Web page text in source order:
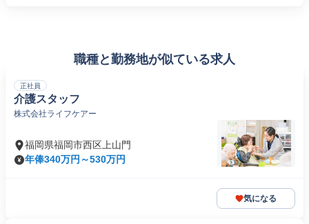
職種と勤務地が似ている求人
正社員
介護スタッフ
株式会社ライフケアー
福岡県福岡市西区上山門
年俸340万円～530万円
気になる